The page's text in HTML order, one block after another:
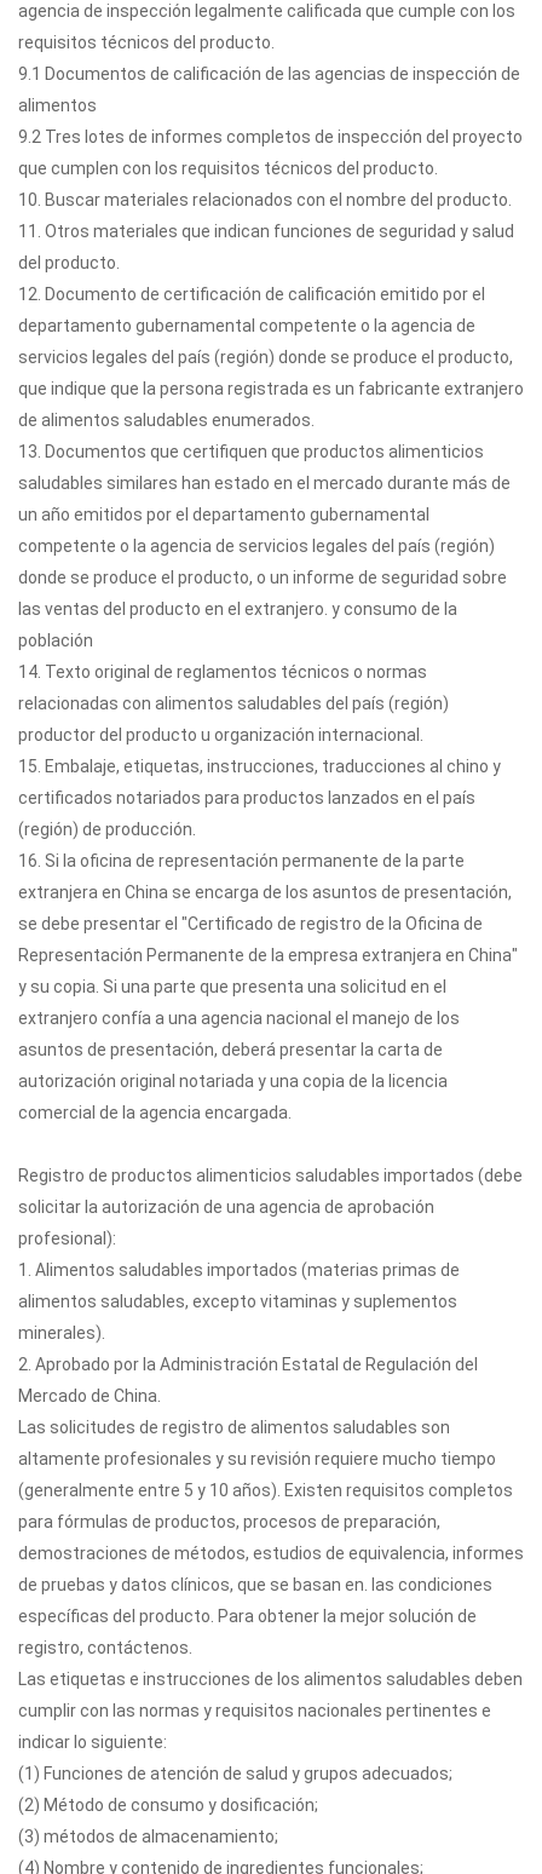
agencia de inspección legalmente calificada que cumple con los
requisitos técnicos del producto.
9.1 Documentos de calificación de las agencias de inspección de
alimentos
9.2 Tres lotes de informes completos de inspección del proyecto
que cumplen con los requisitos técnicos del producto.
10. Buscar materiales relacionados con el nombre del producto.
11. Otros materiales que indican funciones de seguridad y salud
del producto.
12. Documento de certificación de calificación emitido por el
departamento gubernamental competente o la agencia de
servicios legales del país (región) donde se produce el producto,
que indique que la persona registrada es un fabricante extranjero
de alimentos saludables enumerados.
13. Documentos que certifiquen que productos alimenticios
saludables similares han estado en el mercado durante más de
un año emitidos por el departamento gubernamental
competente o la agencia de servicios legales del país (región)
donde se produce el producto, o un informe de seguridad sobre
las ventas del producto en el extranjero. y consumo de la
población
14. Texto original de reglamentos técnicos o normas
relacionadas con alimentos saludables del país (región)
productor del producto u organización internacional.
15. Embalaje, etiquetas, instrucciones, traducciones al chino y
certificados notariados para productos lanzados en el país
(región) de producción.
16. Si la oficina de representación permanente de la parte
extranjera en China se encarga de los asuntos de presentación,
se debe presentar el "Certificado de registro de la Oficina de
Representación Permanente de la empresa extranjera en China"
y su copia. Si una parte que presenta una solicitud en el
extranjero confía a una agencia nacional el manejo de los
asuntos de presentación, deberá presentar la carta de
autorización original notariada y una copia de la licencia
comercial de la agencia encargada.
Registro de productos alimenticios saludables importados (debe
solicitar la autorización de una agencia de aprobación
profesional):
1. Alimentos saludables importados (materias primas de
alimentos saludables, excepto vitaminas y suplementos
minerales).
2. Aprobado por la Administración Estatal de Regulación del
Mercado de China.
Las solicitudes de registro de alimentos saludables son
altamente profesionales y su revisión requiere mucho tiempo
(generalmente entre 5 y 10 años). Existen requisitos completos
para fórmulas de productos, procesos de preparación,
demostraciones de métodos, estudios de equivalencia, informes
de pruebas y datos clínicos, que se basan en. las condiciones
específicas del producto. Para obtener la mejor solución de
registro, contáctenos.
Las etiquetas e instrucciones de los alimentos saludables deben
cumplir con las normas y requisitos nacionales pertinentes e
indicar lo siguiente:
(1) Funciones de atención de salud y grupos adecuados;
(2) Método de consumo y dosificación;
(3) métodos de almacenamiento;
(4) Nombre y contenido de ingredientes funcionales;